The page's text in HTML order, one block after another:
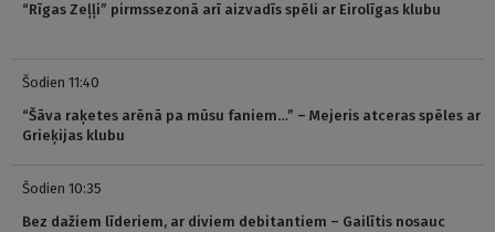
“Rīgas Zeļļi” pirmssezonā arī aizvadīs spēli ar Eirolīgas klubu
Šodien 11:40
“Šāva raķetes arēnā pa mūsu faniem…” – Mejeris atceras spēles ar
Grieķijas klubu
Šodien 10:35
Bez dažiem līderiem, ar diviem debitantiem – Gailītis nosauc